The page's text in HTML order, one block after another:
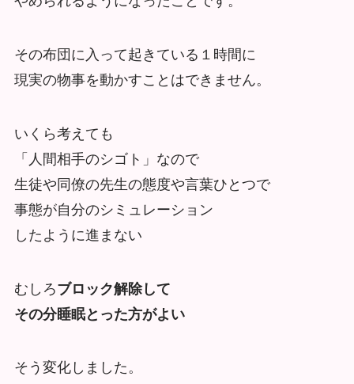
その布団に入って起きている１時間に
現実の物事を動かすことはできません。
いくら考えても
「人間相手のシゴト」なので
生徒や同僚の先生の態度や言葉ひとつで
事態が自分のシミュレーション
したように進まない
むしろブロック解除して
その分睡眠とった方がよい
そう変化しました。